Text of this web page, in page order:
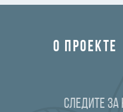
О ПРОЕКТЕ
Следите за